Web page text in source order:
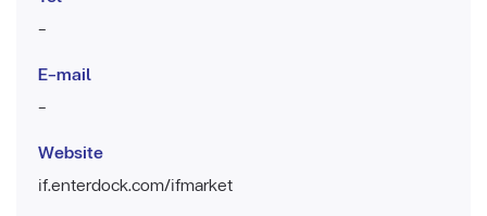
-
E-mail
-
Website
if.enterdock.com/ifmarket